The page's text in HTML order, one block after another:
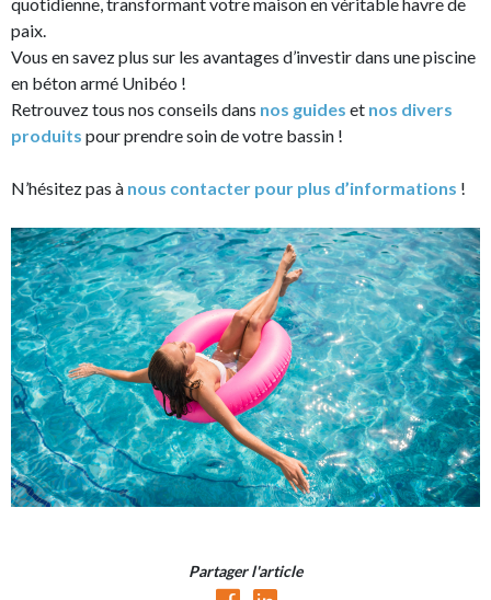
paix.
Vous en savez plus sur les avantages d’investir dans une piscine
en béton armé Unibéo !
Retrouvez tous nos conseils dans nos guides et nos divers
produits pour prendre soin de votre bassin !
N’hésitez pas à nous contacter pour plus d’informations !
Partager l'article